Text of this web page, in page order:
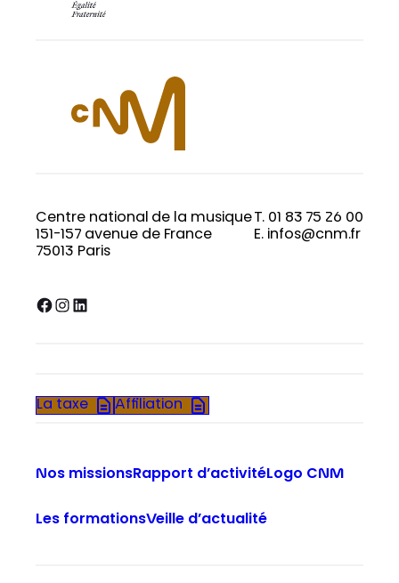
Centre national de la musique
151-157 avenue de France
75013 Paris
T. 01 83 75 26 00
E. infos@cnm.fr
Facebook InstagramLinkedIn
La taxe Affiliation
Nos missionsRapport d’activitéLogo CNM
Les formationsVeille d’actualité